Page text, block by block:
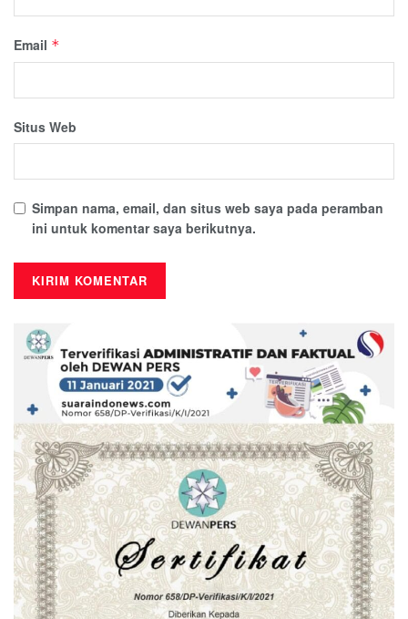
Email *
Situs Web
Simpan nama, email, dan situs web saya pada peramban
ini untuk komentar saya berikutnya.